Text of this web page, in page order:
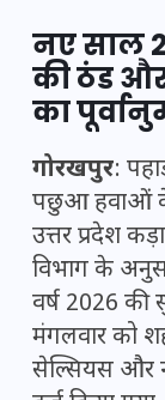
नए साल
की ठंड
का
गोरखपुर:
पछुआ हवाओं के
उत्तर प्रदेश
विभाग के
वर्ष 2026 की
मंगलवार को
सेल्सियस और